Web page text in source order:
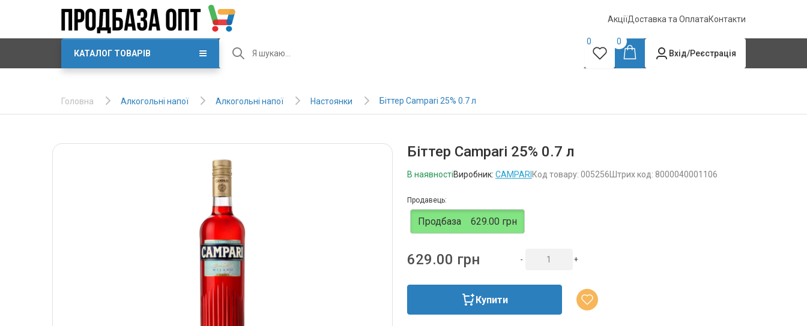
АкціїДоставка та ОплатаКонтакти
КАТАЛОГ ТОВАРІВ
0
0
Вхід/Реєстрація
Головна Алкогольні напої Алкогольні напої Настоянки Біттер Campari 25% 0.7 л
Біттер Campari 25% 0.7 л
В наявностіВиробник: CAMPARI Код товару: 005256 Штрих код: 8000040001106
Продавець:
Продбаза 629.00 грн
629.00 грн - +
Купити